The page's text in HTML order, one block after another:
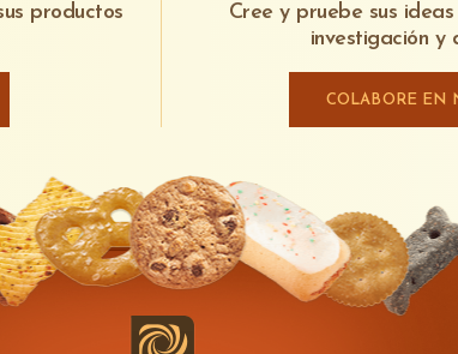
Conexiones sanitarias de desconexión
Todos los componentes de mezclado se
Controles locales de dos manos para la
La supervisión de las tendencias de
productos
Cree y pruebe sus
investigación y
COLABORE EN